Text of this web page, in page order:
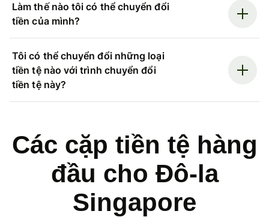
Làm thế nào tôi có thể chuyển đổi
tiền của mình?
Tôi có thể chuyển đổi những loại
tiền tệ nào với trình chuyển đổi
tiền tệ này?
Các cặp tiền tệ hàng
đầu cho Đô-la
Singapore